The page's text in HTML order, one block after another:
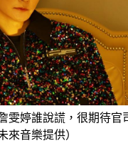
雯婷誰說謊，很期待官
來音樂提供）